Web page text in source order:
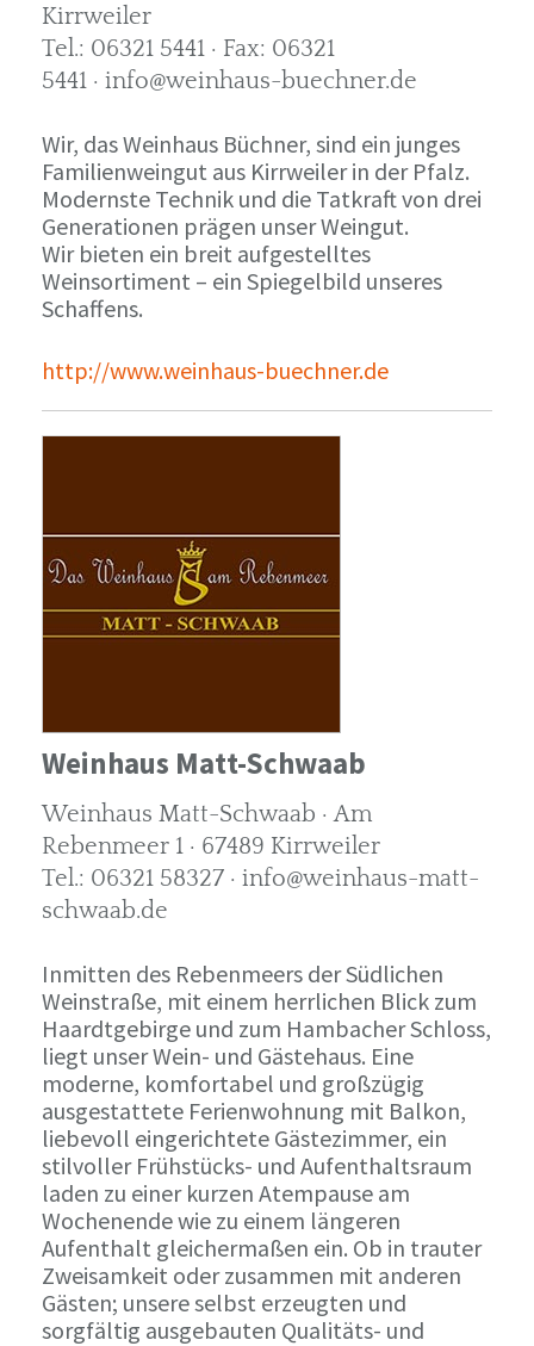
Kirrweiler
Tel.: 06321 5441 · Fax: 06321
5441 · info@weinhaus-buechner.de
Wir, das Weinhaus Büchner, sind ein junges
Familienweingut aus Kirrweiler in der Pfalz.
Modernste Technik und die Tatkraft von drei
Generationen prägen unser Weingut.
Wir bieten ein breit aufgestelltes
Weinsortiment – ein Spiegelbild unseres
Schaffens.
http://www.weinhaus-buechner.de
Weinhaus Matt-Schwaab
Weinhaus Matt-Schwaab · Am
Rebenmeer 1 · 67489 Kirrweiler
Tel.: 06321 58327 · info@weinhaus-matt-
schwaab.de
Inmitten des Rebenmeers der Südlichen
Weinstraße, mit einem herrlichen Blick zum
Haardtgebirge und zum Hambacher Schloss,
liegt unser Wein- und Gästehaus. Eine
moderne, komfortabel und großzügig
ausgestattete Ferienwohnung mit Balkon,
liebevoll eingerichtete Gästezimmer, ein
stilvoller Frühstücks- und Aufenthaltsraum
laden zu einer kurzen Atempause am
Wochenende wie zu einem längeren
Aufenthalt gleichermaßen ein. Ob in trauter
Zweisamkeit oder zusammen mit anderen
Gästen; unsere selbst erzeugten und
sorgfältig ausgebauten Qualitäts- und